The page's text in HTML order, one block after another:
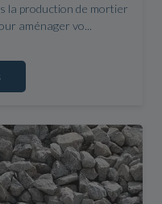
la production de mortier
aménager vo...